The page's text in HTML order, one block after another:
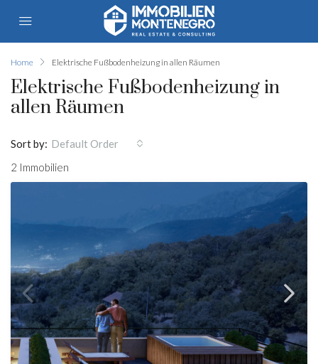
Home Elektrische Fußbodenheizung in allen Räumen
Elektrische Fußbodenheizung in
allen Räumen
2 Immobilien
Sort by: Default Order